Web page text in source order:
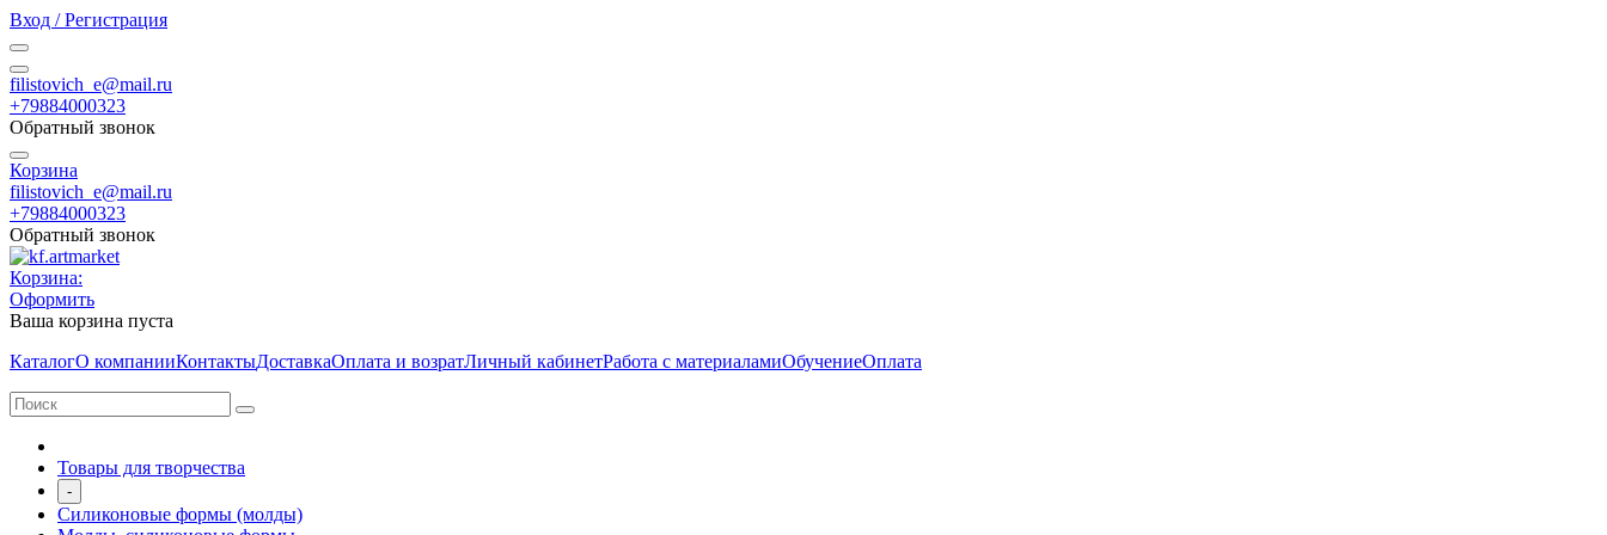
Вход / Регистрация
filistovich_e@mail.ru
+79884000323
Обратный звонок
Корзина
filistovich_e@mail.ru
+79884000323
Обратный звонок
Корзина:
Оформить
Ваша корзина пуста
КаталогО компанииКонтактыДоставкаОплата и возратЛичный кабинетРабота с материаламиОбучениеОплата
Товары для творчества
-
Силиконовые формы (молды)